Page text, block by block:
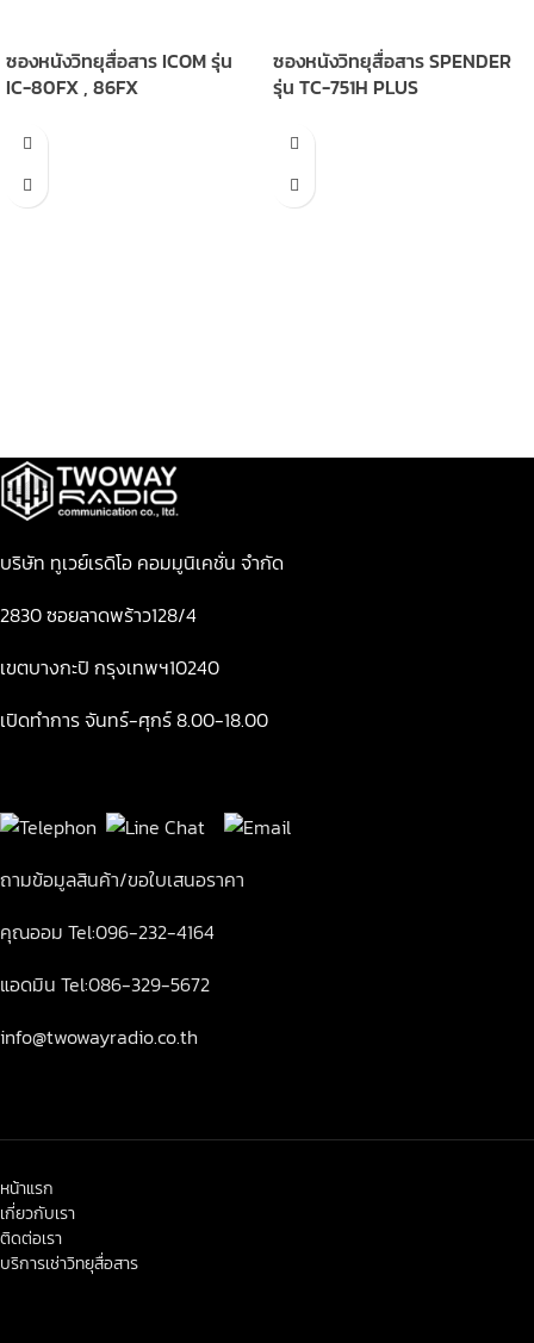
ซองหนังวิทยุสื่อสาร ICOM รุ่น
IC-80FX , 86FX
ซองหนังวิทยุสื่อสาร SPENDER
รุ่น TC-751H PLUS
บริษัท ทูเวย์เรดิโอ คอมมูนิเคชั่น จำกัด
2830 ซอยลาดพร้าว128/4
เขตบางกะปิ กรุงเทพฯ10240
เปิดทำการ จันทร์-ศุกร์ 8.00-18.00
ถามข้อมูลสินค้า/ขอใบเสนอราคา
คุณออม Tel:096-232-4164
แอดมิน Tel:086-329-5672
info@twowayradio.co.th
หน้าแรก
เกี่ยวกับเรา
ติดต่อเรา
บริการเช่าวิทยุสื่อสาร